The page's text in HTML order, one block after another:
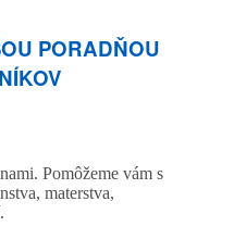
PORADŇOU
Pomôžeme vám s
materstva,